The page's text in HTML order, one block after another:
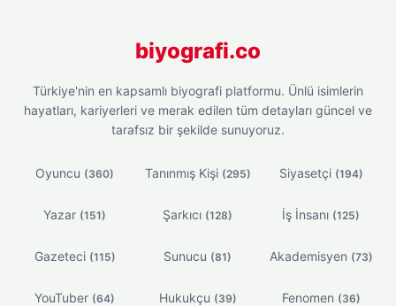
biyografi.co
Türkiye'nin en kapsamlı biyografi platformu. Ünlü isimlerin
hayatları, kariyerleri ve merak edilen tüm detayları güncel ve
tarafsız bir şekilde sunuyoruz.
Oyuncu (360) Tanınmış Kişi (295) Siyasetçi (194)
Yazar (151) Şarkıcı (128) İş İnsanı (125)
Gazeteci (115) Sunucu (81) Akademisyen (73)
YouTuber (64) Hukukçu (39) Fenomen (36)